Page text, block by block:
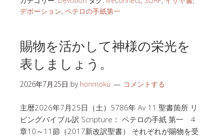
デボーション, ペテロの手紙第一
賜物を活かして神様の栄光を
表しましょう。
2026年7月25日 by honmoku コメントする
主暦2026年7月25日（土）5786年 Av 11 聖書箇所 リ
ビングバイブル訳 Scripture： ペテロの手紙 第一 4
章10～11節（2017新改訳聖書） それぞれが賜物を受